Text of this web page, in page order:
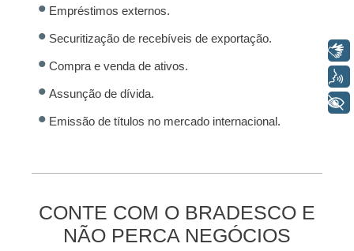
Empréstimos externos.
Securitização de recebíveis de exportação.
Compra e venda de ativos.
Assunção de dívida.
Emissão de títulos no mercado internacional.
CONTE COM O BRADESCO E
NÃO PERCA NEGÓCIOS